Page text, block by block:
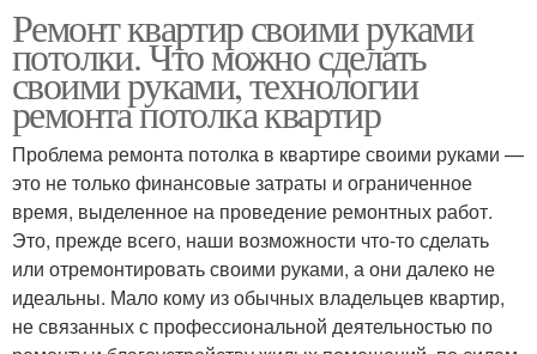
Ремонт квартир своими руками
потолки. Что можно сделать
своими руками, технологии
ремонта потолка квартир
Проблема ремонта потолка в квартире своими руками —
это не только финансовые затраты и ограниченное
время, выделенное на проведение ремонтных работ.
Это, прежде всего, наши возможности что-то сделать
или отремонтировать своими руками, а они далеко не
идеальны. Мало кому из обычных владельцев квартир,
не связанных с профессиональной деятельностью по